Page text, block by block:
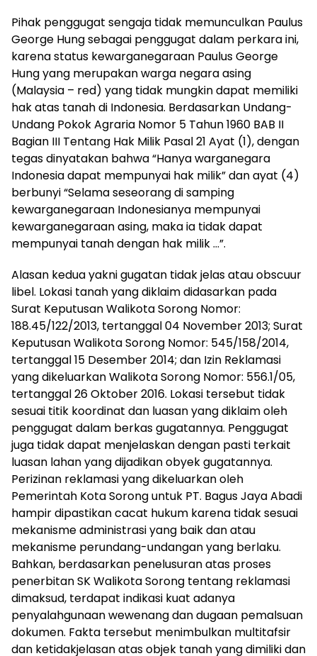
Pihak penggugat sengaja tidak memunculkan Paulus
George Hung sebagai penggugat dalam perkara ini,
karena status kewarganegaraan Paulus George
Hung yang merupakan warga negara asing
(Malaysia – red) yang tidak mungkin dapat memiliki
hak atas tanah di Indonesia. Berdasarkan Undang-
Undang Pokok Agraria Nomor 5 Tahun 1960 BAB II
Bagian III Tentang Hak Milik Pasal 21 Ayat (1), dengan
tegas dinyatakan bahwa “Hanya warganegara
Indonesia dapat mempunyai hak milik” dan ayat (4)
berbunyi “Selama seseorang di samping
kewarganegaraan Indonesianya mempunyai
kewarganegaraan asing, maka ia tidak dapat
mempunyai tanah dengan hak milik …”.
Alasan kedua yakni gugatan tidak jelas atau obscuur
libel. Lokasi tanah yang diklaim didasarkan pada
Surat Keputusan Walikota Sorong Nomor:
188.45/122/2013, tertanggal 04 November 2013; Surat
Keputusan Walikota Sorong Nomor: 545/158/2014,
tertanggal 15 Desember 2014; dan Izin Reklamasi
yang dikeluarkan Walikota Sorong Nomor: 556.1/05,
tertanggal 26 Oktober 2016. Lokasi tersebut tidak
sesuai titik koordinat dan luasan yang diklaim oleh
penggugat dalam berkas gugatannya. Penggugat
juga tidak dapat menjelaskan dengan pasti terkait
luasan lahan yang dijadikan obyek gugatannya.
Perizinan reklamasi yang dikeluarkan oleh
Pemerintah Kota Sorong untuk PT. Bagus Jaya Abadi
hampir dipastikan cacat hukum karena tidak sesuai
mekanisme administrasi yang baik dan atau
mekanisme perundang-undangan yang berlaku.
Bahkan, berdasarkan penelusuran atas proses
penerbitan SK Walikota Sorong tentang reklamasi
dimaksud, terdapat indikasi kuat adanya
penyalahgunaan wewenang dan dugaan pemalsuan
dokumen. Fakta tersebut menimbulkan multitafsir
dan ketidakjelasan atas objek tanah yang dimiliki dan